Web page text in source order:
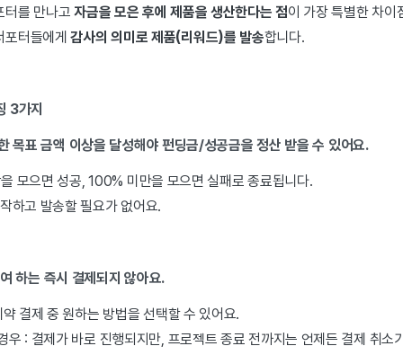
터를 만나고자금을 모은 후에 제품을 생산한다는 점이 가장 특별한 차이
포터들에게감사의 의미로 제품(리워드)를 발송합니다.
3가지
목표 금액 이상을 달성해야 펀딩금/성공금을 정산 받을 수 있어요.
모으면 성공, 100% 미만을 모으면 실패로 종료됩니다.
하고 발송할 필요가 없어요.
하는 즉시 결제되지 않아요.
결제 중 원하는 방법을 선택할 수 있어요.
우 : 결제가 바로 진행되지만, 프로젝트 종료 전까지는 언제든 결제 취소